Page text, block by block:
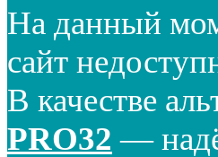
На данный
сайт
В качестве
PRO32 —